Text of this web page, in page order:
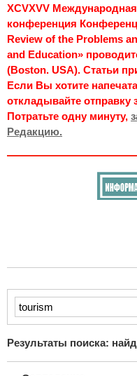
XCVXVV
конференция
Review of the Problems
and Education»
(Boston. USA). Статьи
Если Вы хотите
откладывайте отправку
Потратьте одну минуту,
Редакцию.
Введите
текст
поиска...
Результаты поиска: